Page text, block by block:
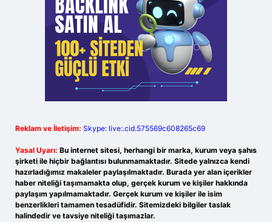
Reklam ve İletişim: Skype: live:.cid.575569c608265c69
Yasal Uyarı: Bu internet sitesi, herhangi bir marka, kurum veya şahıs
şirketi ile hiçbir bağlantısı bulunmamaktadır. Sitede yalnızca kendi
hazırladığımız makaleler paylaşılmaktadır. Burada yer alan içerikler
haber niteliği taşımamakta olup, gerçek kurum ve kişiler hakkında
paylaşım yapılmamaktadır. Gerçek kurum ve kişiler ile isim
benzerlikleri tamamen tesadüfidir. Sitemizdeki bilgiler taslak
halindedir ve tavsiye niteliği taşımazlar.